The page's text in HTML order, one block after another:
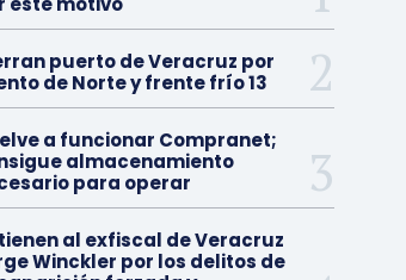
puerto de Veracruz por
de Norte y frente frío 13
a funcionar Compranet;
almacenamiento
para operar
al exfiscal de Veracruz
Winckler por los delitos de